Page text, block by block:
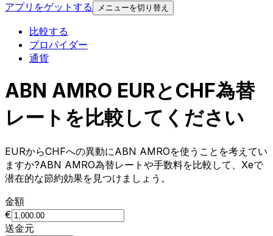
アプリをゲットする
メニューを切り替え
比較する
プロバイダー
通貨
ABN AMRO EURとCHF為替
レートを比較してください
EURからCHFへの異動にABN AMROを使うことを考えてい
ますか?ABN AMRO為替レートや手数料を比較して、Xeで
潜在的な節約効果を見つけましょう。
金額
€
送金元